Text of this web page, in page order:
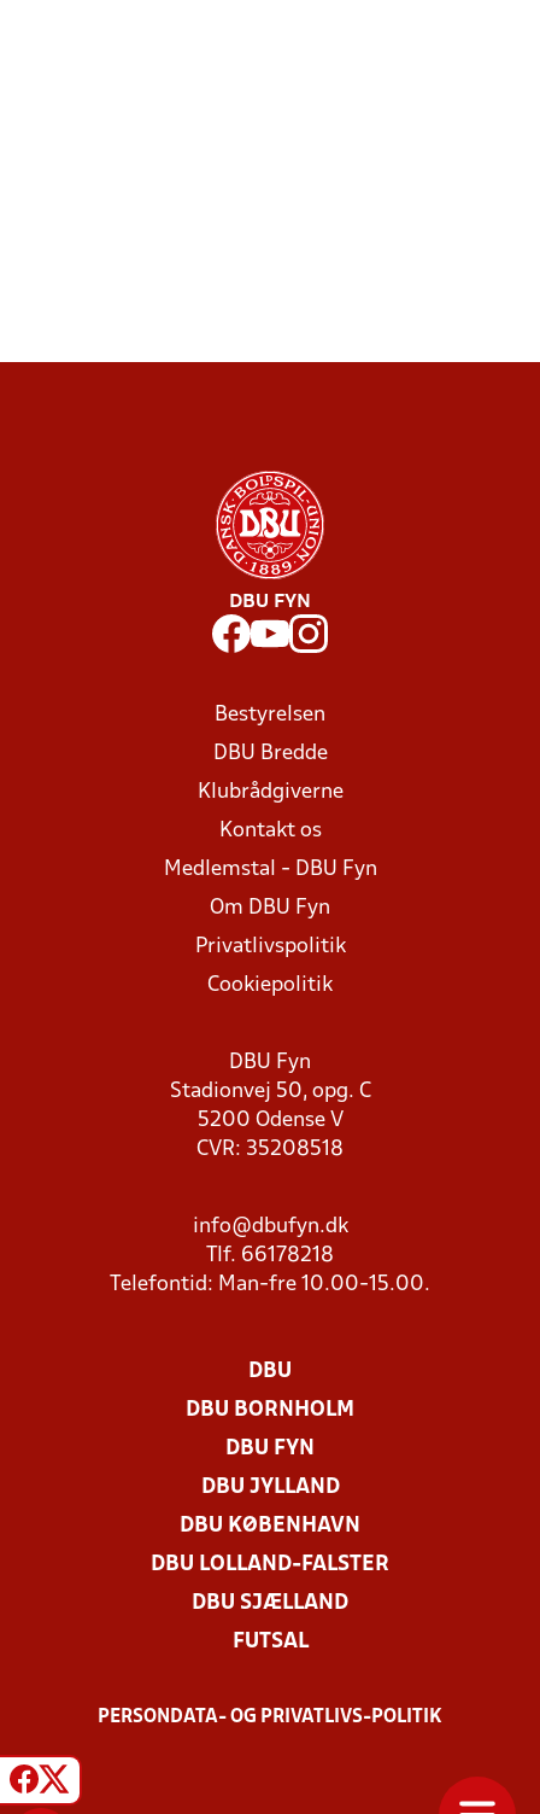
DBU FYN
Bestyrelsen
DBU Bredde
Klubrådgiverne
Kontakt os
Medlemstal - DBU Fyn
Om DBU Fyn
Privatlivspolitik
Cookiepolitik
DBU Fyn
Stadionvej 50, opg. C
5200 Odense V
CVR: 35208518
info@dbufyn.dk
Tlf. 66178218
Telefontid: Man-fre 10.00-15.00.
DBU
DBU BORNHOLM
DBU FYN
DBU JYLLAND
DBU KØBENHAVN
DBU LOLLAND-FALSTER
DBU SJÆLLAND
FUTSAL
PERSONDATA- OG PRIVATLIVS-POLITIK